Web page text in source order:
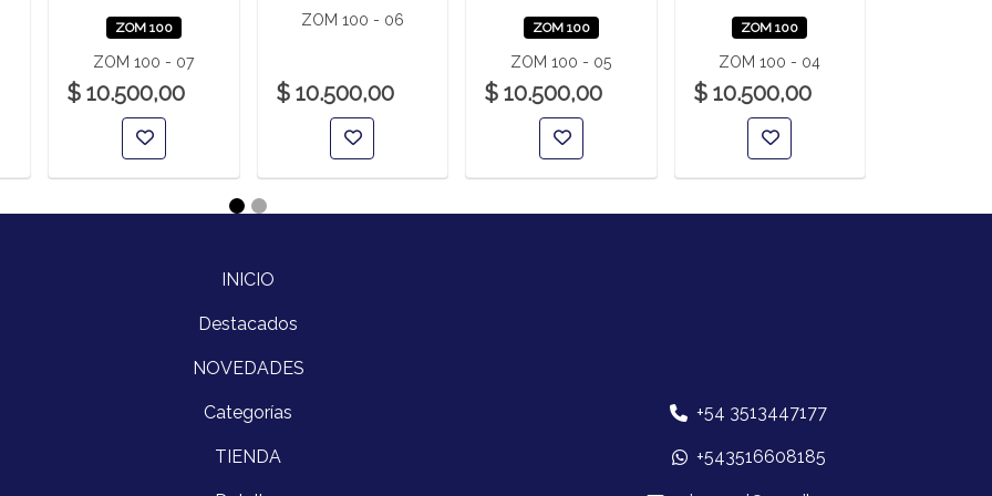
ZOM 100
ZOM 100 - 07
$ 10.500,00
ZOM 100 - 06
$ 10.500,00
ZOM 100
ZOM 100 - 05
$ 10.500,00
ZOM 100
ZOM 100 - 04
$ 10.500,00
INICIO
Destacados
NOVEDADES
Categorías
TIENDA
+54 3513447177
+543516608185